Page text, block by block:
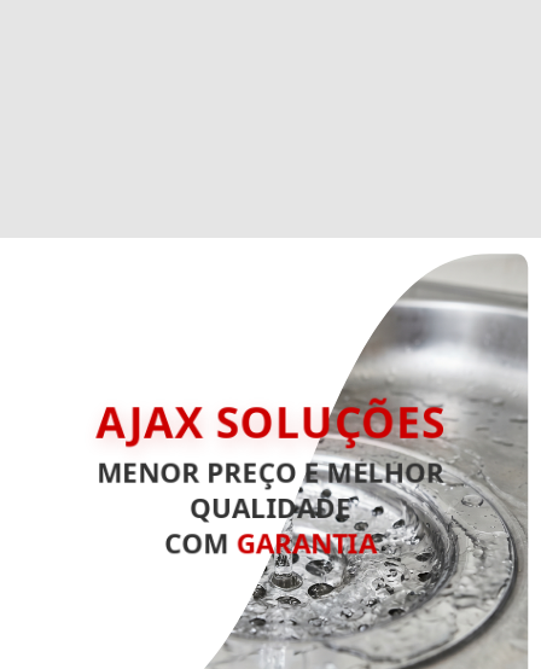
AJAX SOLUÇÕES
MENOR PREÇO E MELHOR
QUALIDADE
COM GARANTIA